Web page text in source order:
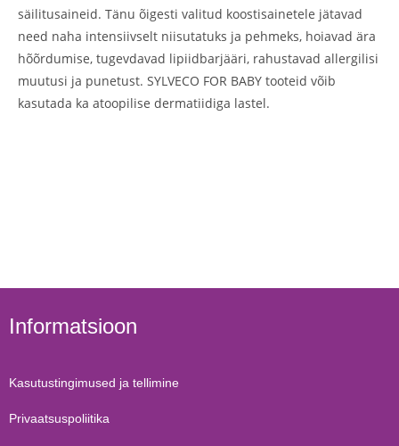
säilitusaineid. Tänu õigesti valitud koostisainetele jätavad
need naha intensiivselt niisutatuks ja pehmeks, hoiavad ära
hõõrdumise, tugevdavad lipiidbarjääri, rahustavad allergilisi
muutusi ja punetust. SYLVECO FOR BABY tooteid võib
kasutada ka atoopilise dermatiidiga lastel.
Informatsioon
Kasutustingimused ja tellimine
Privaatsuspoliitika